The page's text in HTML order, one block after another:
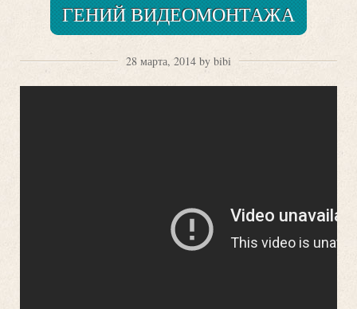
ГЕНИЙ ВИДЕОМОНТАЖА
28 марта, 2014 by bibi